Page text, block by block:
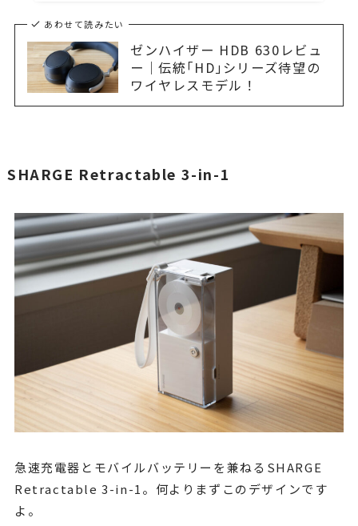
あわせて読みたい
ゼンハイザー HDB 630レビュ
ー｜伝統｢HD｣シリーズ待望の
ワイヤレスモデル！
SHARGE Retractable 3-in-1
急速充電器とモバイルバッテリーを兼ねるSHARGE
Retractable 3-in-1。何よりまずこのデザインです
よ。